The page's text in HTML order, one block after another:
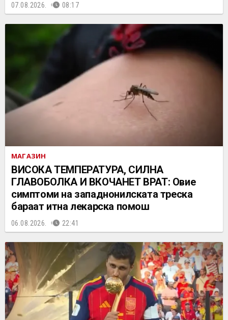
07.08.2026. 08:17
МАГАЗИН
ВИСОКА ТЕМПЕРАТУРА, СИЛНА
ГЛАВОБОЛКА И ВКОЧАНЕТ ВРАТ: Овие
симптоми на западнонилската треска
бараат итна лекарска помош
06.08.2026. 22:41